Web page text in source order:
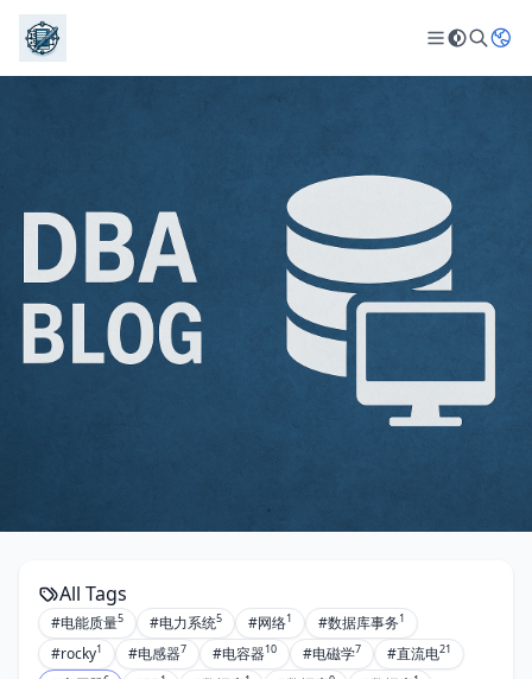
All Tags
#电能质量5 #电力系统5 #网络1 #数据库事务1
#rocky1 #电感器7 #电容器10 #电磁学7 #直流电21